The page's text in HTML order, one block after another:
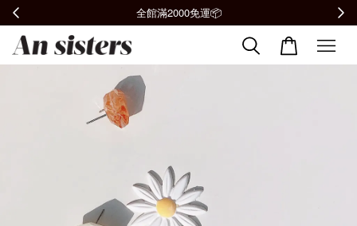
全館滿2000免運📦